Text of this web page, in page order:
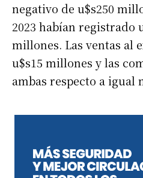
negativo de u$s250
2023 habían registrado
millones. Las ventas al
u$s15 millones y las
ambas respecto a igual